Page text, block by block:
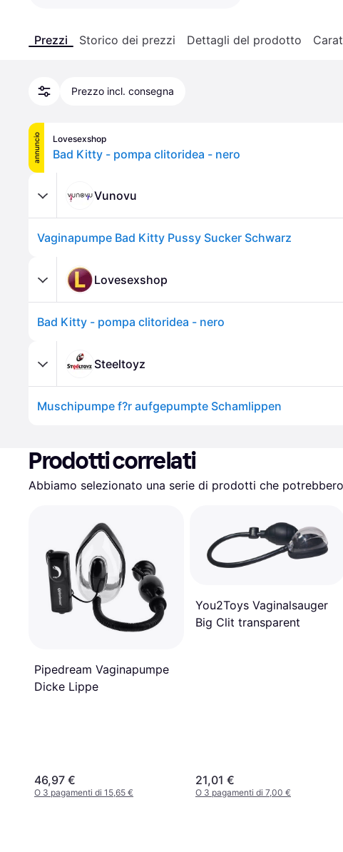
Prezzi Storico dei prezzi Dettagli del prodotto
Prezzo incl. consegna
annuncio Lovesexshop
Bad Kitty - pompa clitoridea - nero
Vunovu
Vaginapumpe Bad Kitty Pussy Sucker Schwarz
Lovesexshop
Bad Kitty - pompa clitoridea - nero
Steeltoyz
Muschipumpe f?r aufgepumpte Schamlippen
Prodotti correlati
Abbiamo selezionato una serie di prodotti che
Pipedream Vaginapumpe
Dicke Lippe
46,97 €
O 3 pagamenti di 15,65 €
You2Toys Vaginalsauger
Big Clit transparent
21,01 €
O 3 pagamenti di 7,00 €